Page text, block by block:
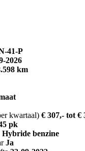
41-P
2026
km
kwartaal) € 307,- tot €
pk
benzine
Ja